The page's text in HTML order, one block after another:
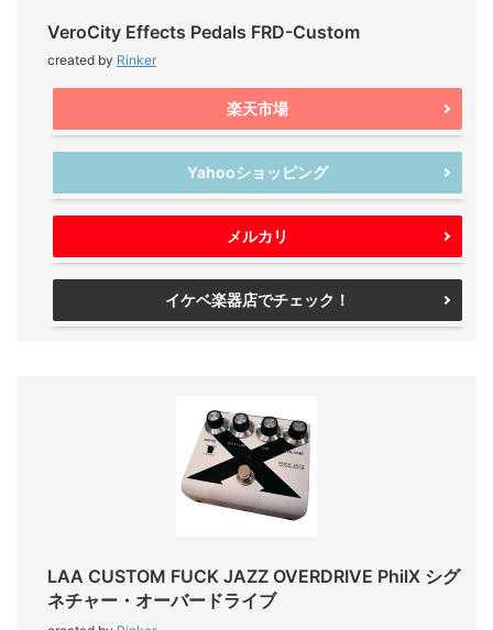
VeroCity Effects Pedals FRD-Custom
created by Rinker
楽天市場
Yahooショッピング
メルカリ
イケベ楽器店でチェック！
LAA CUSTOM FUCK JAZZ OVERDRIVE PhilX シグ
ネチャー・オーバードライブ